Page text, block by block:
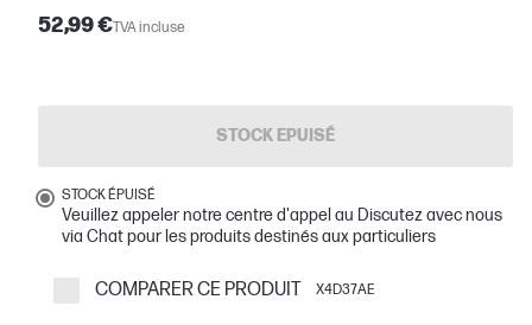
52,99 €TVA incluse
STOCK EPUISÉ
STOCK ÉPUISÉ
Veuillez appeler notre centre d'appel au Discutez avec nous
via Chat pour les produits destinés aux particuliers
COMPARER CE PRODUIT X4D37AE